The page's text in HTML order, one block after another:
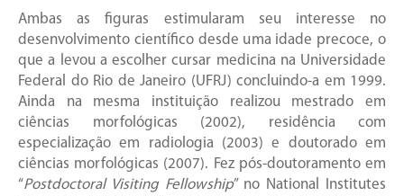
Ambas as figuras estimularam seu interesse no
desenvolvimento científico desde uma idade precoce, o
que a levou a escolher cursar medicina na Universidade
Federal do Rio de Janeiro (UFRJ) concluindo-a em 1999.
Ainda na mesma instituição realizou mestrado em
ciências morfológicas (2002), residência com
especialização em radiologia (2003) e doutorado em
ciências morfológicas (2007). Fez pós-doutoramento em
“Postdoctoral Visiting Fellowship” no National Institutes